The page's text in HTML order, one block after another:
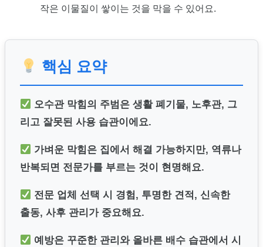
작은 이물질이 쌓이는 것을 막을 수 있어요.
핵심 요약
오수관 막힘의 주범은 생활 폐기물, 노후관, 그
리고 잘못된 사용 습관이에요.
가벼운 막힘은 집에서 해결 가능하지만, 역류나
반복되면 전문가를 부르는 것이 현명해요.
전문 업체 선택 시 경험, 투명한 견적, 신속한
출동, 사후 관리가 중요해요.
예방은 꾸준한 관리와 올바른 배수 습관에서 시